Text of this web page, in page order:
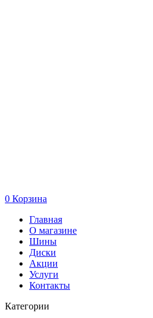
0 Корзина
Главная
О магазине
Шины
Диски
Акции
Услуги
Контакты
Категории